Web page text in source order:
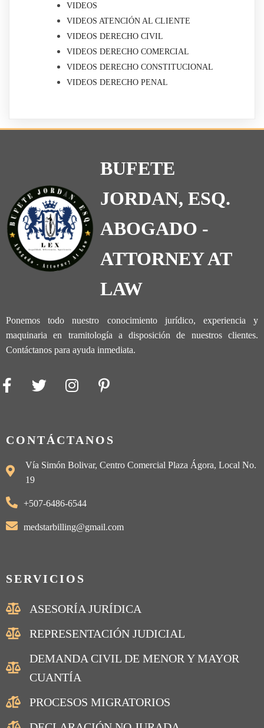
VIDEOS
VIDEOS ATENCIÓN AL CLIENTE
VIDEOS DERECHO CIVIL
VIDEOS DERECHO COMERCIAL
VIDEOS DERECHO CONSTITUCIONAL
VIDEOS DERECHO PENAL
BUFETE
JORDAN, ESQ.
ABOGADO -
ATTORNEY AT
LAW
Ponemos todo nuestro conocimiento jurídico, experiencia y
maquinaria en tramitología a disposición de nuestros clientes.
Contáctanos para ayuda inmediata.
CONTÁCTANOS
Vía Simón Bolivar, Centro Comercial Plaza Ágora, Local No.
19
+507-6486-6544
medstarbilling@gmail.com
SERVICIOS
ASESORÍA JURÍDICA
REPRESENTACIÓN JUDICIAL
DEMANDA CIVIL DE MENOR Y MAYOR
CUANTÍA
PROCESOS MIGRATORIOS